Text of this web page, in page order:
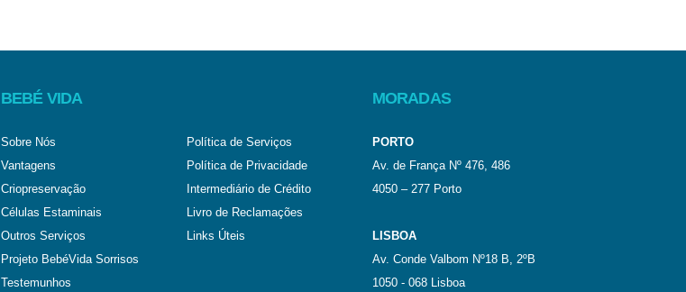
BEBÉ VIDA
Sobre Nós
Vantagens
Criopreservação
Células Estaminais
Outros Serviços
Projeto BebéVida Sorrisos
Testemunhos
Política de Serviços
Política de Privacidade
Intermediário de Crédito
Livro de Reclamações
Links Úteis
MORADAS
PORTO
Av. de França Nº 476, 486
4050 – 277 Porto
LISBOA
Av. Conde Valbom Nº18 B, 2ºB
1050 - 068 Lisboa